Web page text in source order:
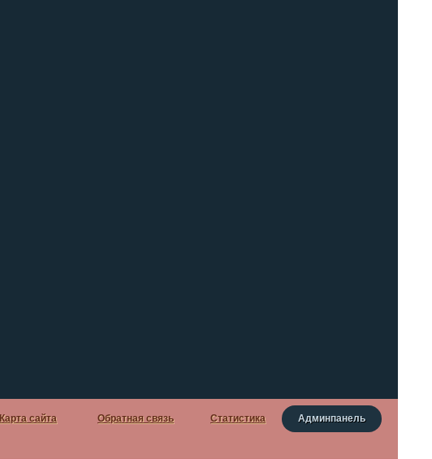
Админпанель
Статистика
Обратная связь
Карта сайта